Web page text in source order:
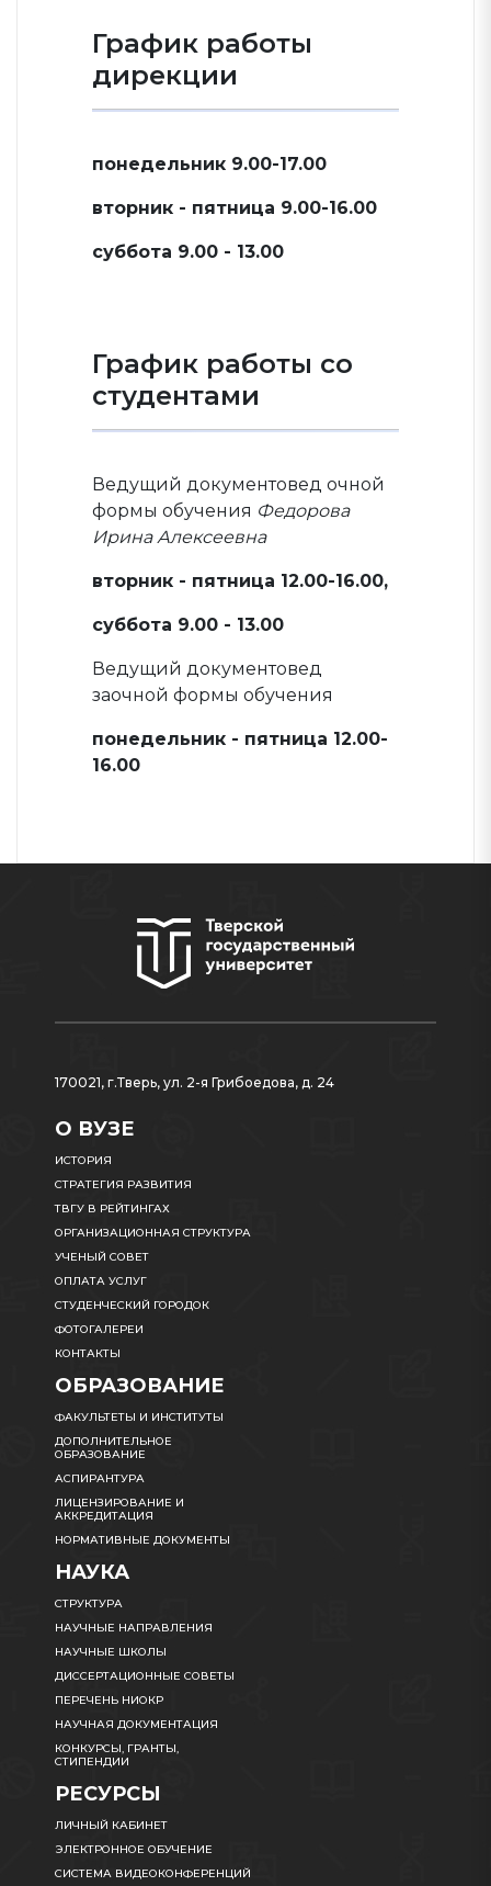
График работы
дирекции
понедельник 9.00-17.00
вторник - пятница 9.00-16.00
суббота 9.00 - 13.00
График работы со
студентами
Ведущий документовед очной
формы обучения Федорова
Ирина Алексеевна
вторник - пятница 12.00-16.00,
суббота 9.00 - 13.00
Ведущий документовед
заочной формы обучения
понедельник - пятница 12.00-
16.00
170021, г.Тверь, ул. 2-я Грибоедова, д. 24
О ВУЗЕ
ИСТОРИЯ
СТРАТЕГИЯ РАЗВИТИЯ
ТВГУ В РЕЙТИНГАХ
ОРГАНИЗАЦИОННАЯ СТРУКТУРА
УЧЕНЫЙ СОВЕТ
ОПЛАТА УСЛУГ
СТУДЕНЧЕСКИЙ ГОРОДОК
ФОТОГАЛЕРЕИ
КОНТАКТЫ
ОБРАЗОВАНИЕ
ФАКУЛЬТЕТЫ И ИНСТИТУТЫ
ДОПОЛНИТЕЛЬНОЕ
ОБРАЗОВАНИЕ
АСПИРАНТУРА
ЛИЦЕНЗИРОВАНИЕ И
АККРЕДИТАЦИЯ
НОРМАТИВНЫЕ ДОКУМЕНТЫ
НАУКА
СТРУКТУРА
НАУЧНЫЕ НАПРАВЛЕНИЯ
НАУЧНЫЕ ШКОЛЫ
ДИССЕРТАЦИОННЫЕ СОВЕТЫ
ПЕРЕЧЕНЬ НИОКР
НАУЧНАЯ ДОКУМЕНТАЦИЯ
КОНКУРСЫ, ГРАНТЫ,
СТИПЕНДИИ
РЕСУРСЫ
ЛИЧНЫЙ КАБИНЕТ
ЭЛЕКТРОННОЕ ОБУЧЕНИЕ
СИСТЕМА ВИДЕОКОНФЕРЕНЦИЙ